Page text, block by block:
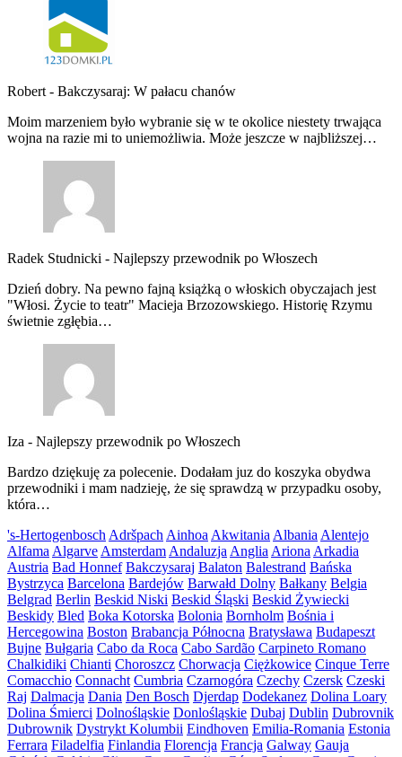
Robert - Bakczysaraj: W pałacu chanów
Moim marzeniem było wybranie się w te okolice niestety trwająca
wojna na razie mi to uniemożliwia. Może jeszcze w najbliższej…
Radek Studnicki - Najlepszy przewodnik po Włoszech
Dzień dobry. Na pewno fajną książką o włoskich obyczajach jest
"Włosi. Życie to teatr" Macieja Brzozowskiego. Historię Rzymu
świetnie zgłębia…
Iza - Najlepszy przewodnik po Włoszech
Bardzo dziękuję za polecenie. Dodałam juz do koszyka obydwa
przewodniki i mam nadzieję, że się sprawdzą w przypadku osoby,
która…
's-Hertogenbosch Adršpach Ainhoa Akwitania Albania Alentejo
Alfama Algarve Amsterdam Andaluzja Anglia Ariona Arkadia
Austria Bad Honnef Bakczysaraj Balaton Balestrand Bańska
Bystrzyca Barcelona Bardejów Barwałd Dolny Bałkany Belgia
Belgrad Berlin Beskid Niski Beskid Śląski Beskid Żywiecki
Beskidy Bled Boka Kotorska Bolonia Bornholm Bośnia i
Hercegowina Boston Brabancja Północna Bratysława Budapeszt
Bujne Bułgaria Cabo da Roca Cabo Sardão Carpineto Romano
Chalkidiki Chianti Choroszcz Chorwacja Ciężkowice Cinque Terre
Comacchio Connacht Cumbria Czarnogóra Czechy Czersk Czeski
Raj Dalmacja Dania Den Bosch Djerdap Dodekanez Dolina Loary
Dolina Śmierci Dolnośląskie Donlośląskie Dubaj Dublin Dubrovnik
Dubrownik Dystrykt Kolumbii Eindhoven Emilia-Romania Estonia
Ferrara Filadelfia Finlandia Florencja Francja Galway Gauja